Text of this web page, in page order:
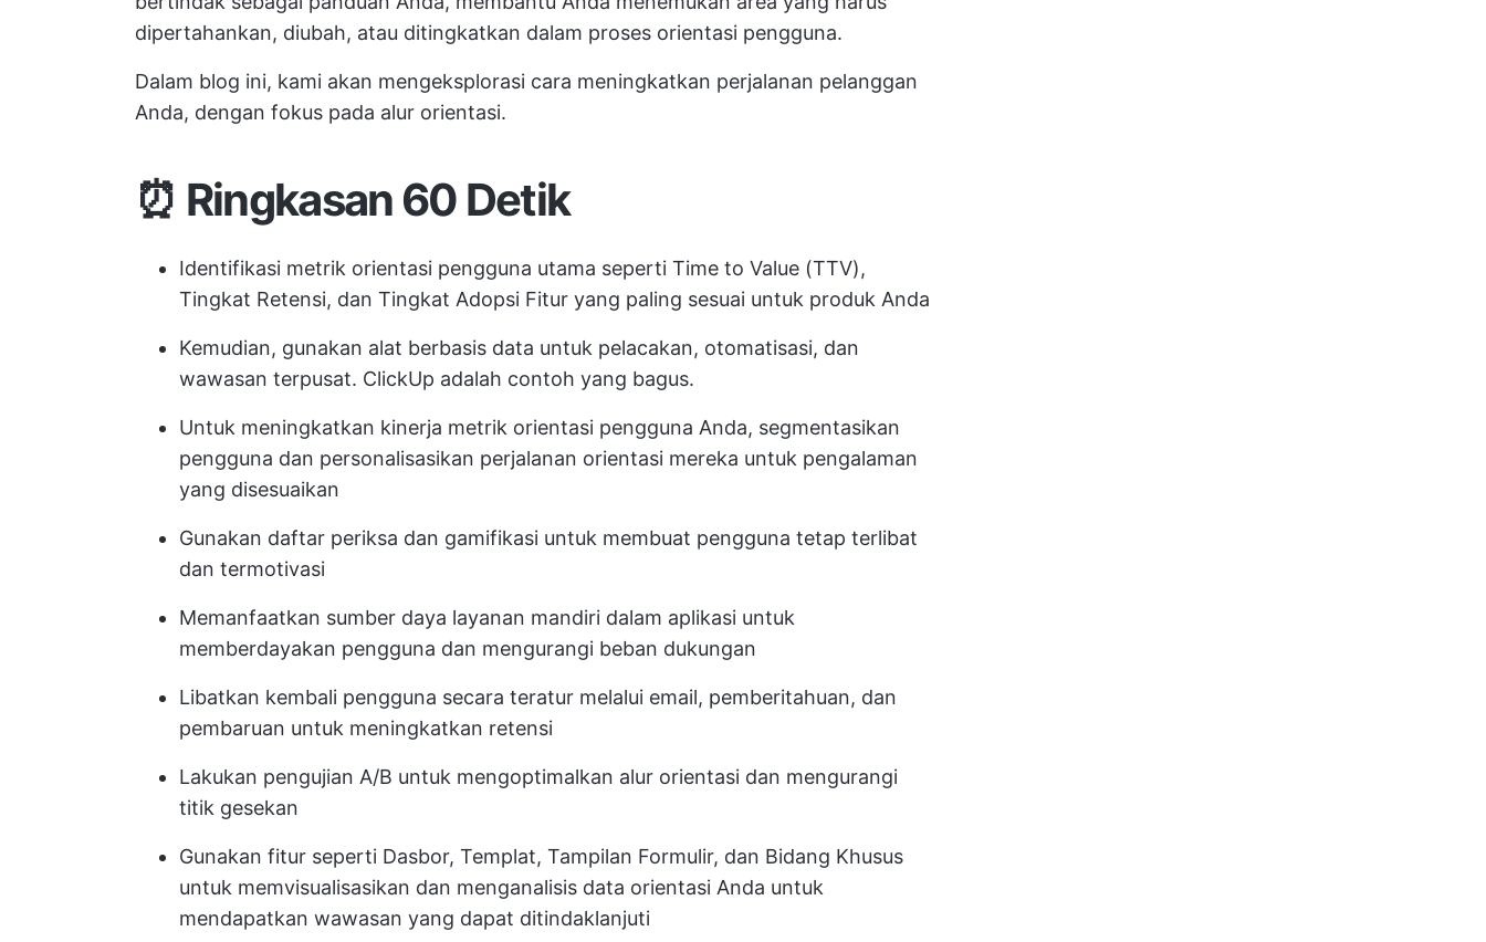
dipertahankan, diubah, atau ditingkatkan dalam proses orientasi pengguna.
Dalam blog ini, kami akan mengeksplorasi cara meningkatkan perjalanan pelanggan
Anda, dengan fokus pada alur orientasi.
⏰ Ringkasan 60 Detik
Identifikasi metrik orientasi pengguna utama seperti Time to Value (TTV),
Tingkat Retensi, dan Tingkat Adopsi Fitur yang paling sesuai untuk produk Anda
Kemudian, gunakan alat berbasis data untuk pelacakan, otomatisasi, dan
wawasan terpusat. ClickUp adalah contoh yang bagus.
Untuk meningkatkan kinerja metrik orientasi pengguna Anda, segmentasikan
pengguna dan personalisasikan perjalanan orientasi mereka untuk pengalaman
yang disesuaikan
Gunakan daftar periksa dan gamifikasi untuk membuat pengguna tetap terlibat
dan termotivasi
Memanfaatkan sumber daya layanan mandiri dalam aplikasi untuk
memberdayakan pengguna dan mengurangi beban dukungan
Libatkan kembali pengguna secara teratur melalui email, pemberitahuan, dan
pembaruan untuk meningkatkan retensi
Lakukan pengujian A/B untuk mengoptimalkan alur orientasi dan mengurangi
titik gesekan
Gunakan fitur seperti Dasbor, Templat, Tampilan Formulir, dan Bidang Khusus
untuk memvisualisasikan dan menganalisis data orientasi Anda untuk
mendapatkan wawasan yang dapat ditindaklanjuti